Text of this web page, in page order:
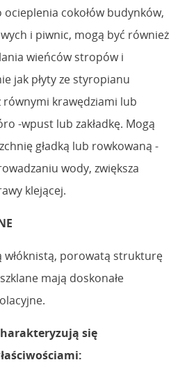
ocieplenia cokołów budynków,
i piwnic, mogą być również
wieńców stropów i
jak płyty ze styropianu
równymi krawędziami lub
-wpust lub zakładkę. Mogą
gładką lub rowkowaną -
wody, zwiększa
klejącej.
włóknistą, porowatą strukturę
mają doskonałe
się